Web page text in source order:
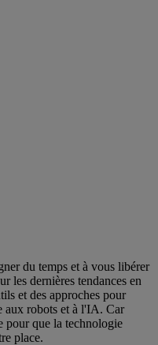
du temps et à vous libérer
les dernières tendances en
et des approches pour
aux robots et à l'IA. Car
pour que la technologie
place.